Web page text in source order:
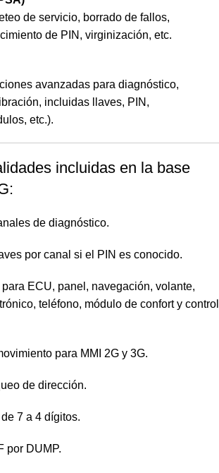
de servicio, borrado de fallos,
de PIN, virginización, etc.
avanzadas para diagnóstico,
incluidas llaves, PIN,
etc.).
incluidas en la base
de diagnóstico.
por canal si el PIN es conocido.
ECU, panel, navegación, volante,
teléfono, módulo de confort y control
para MMI 2G y 3G.
de dirección.
7 a 4 dígitos.
por DUMP.